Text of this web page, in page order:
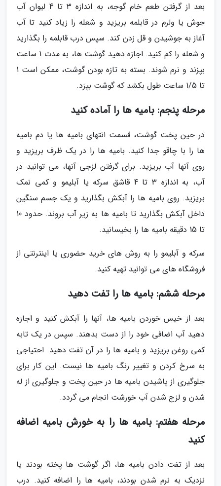
بعد از گرفتن طعم خام گوجه، به اندازه 3 تا 4 لیوان آب
جوش یا ولرم در قابلمه بریزید و شعله را زیاد کنید تا آب
آغاز به جوشیدن و قل زدن کند. سپس درب قابلمه را بگذارید
و شعله را کم کنید. اجازه دهید گوشت ها، به مدت 1 ساعت
بپزند و نرم شوند. بسته به تازه بودن گوشت، ممکن است 1
تا 1/5 ساعت طول بکشد که گوشت بپزد.
مرحله پنجم: بامیه ها را آماده کنید
در حین پخت گوشت، قسمت انتهای بامیه ها یا دم بامیه
ها را با چاقو جدا کنید. بامیه ها را در یک ظرف بریزید و
روی آنها آب بریزید. برای گرفتن لزجی آنها، می توانید در
آب، به اندازه 3 تا 4 قاشق سرکه یا آبلیمو و کمی نمک
بریزید. روی بامیه ها را آبکش بگذارید و یک جسم سنگین
داخل آبکش بگذارید تا بامیه ها به زیر آب بروند. حدود 10
تا 15 دقیقه بامیه ها را بخیسانید.
سرکه و آبلیمو را به روش های خرید حضوری یا اینترنتی از
فروشگاه های می توانید تهیه کنید.
مرحله ششم: بامیه ها را تفت دهید
بعد از خیس خوردن بامیه ها، آنها را آبکش کنید و اجازه
دهید آب اضافی خود را از دست بدهند. سپس در یک تابه
کمی روغن بریزید و بامیه ها را در آن تفت دهید. احتیاجی
به سرخ کردن و تغییر رنگ بامیه ها نیست. این کار برای
جلوگیری از پاشیدن بامیه ها در حین پخت و جلوگیری از له
شدن و لزج شدن آب خورشت انجام می گردد.
مرحله هفتم: بامیه ها را به خورش بامیه اضافه
کنید
بعد از تفت دادن بامیه ها، اگر گوشت ها پخته بودند یا
نزدیک به نرم شدن بودند، بامیه ها را اضافه کنید. درب